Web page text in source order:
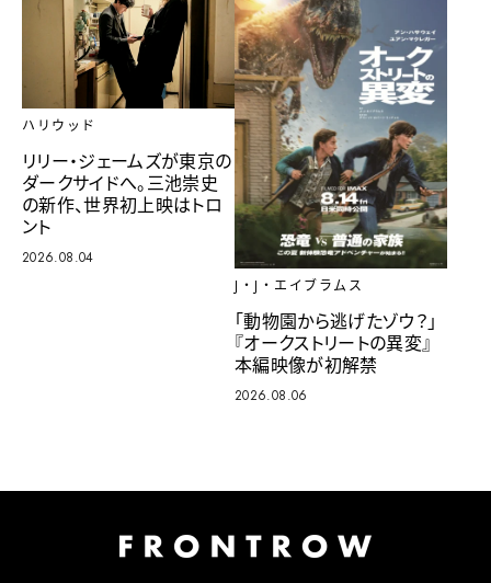
ハリウッド
リリー・ジェームズが東京の
ダークサイドへ。三池崇史
の新作、世界初上映はトロ
ント
2026.08.04
J・J・エイブラムス
「動物園から逃げたゾウ？」
『オークストリートの異変』
本編映像が初解禁
2026.08.06